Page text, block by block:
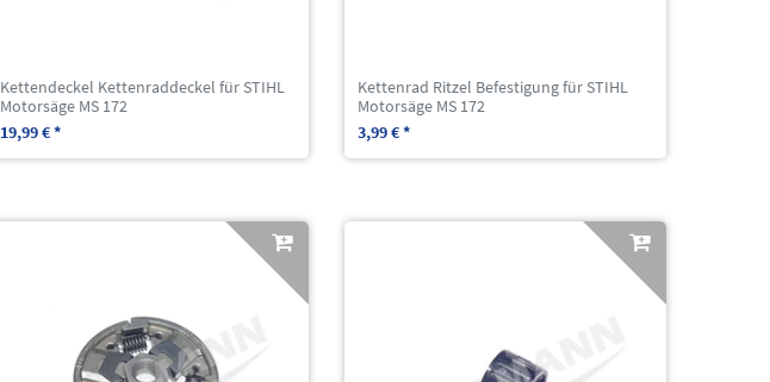
Kettendeckel Kettenraddeckel für STIHL
Motorsäge MS 172
19,99 € *
Kettenrad Ritzel Befestigung für STIHL
Motorsäge MS 172
3,99 € *